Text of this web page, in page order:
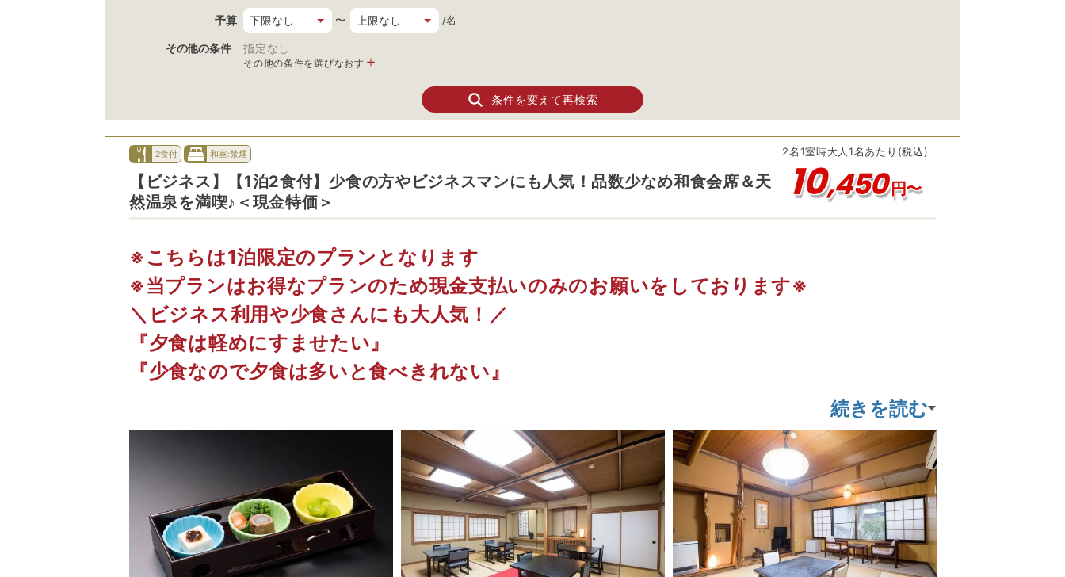
予算 〜 /名
その他の条件 指定なし
その他の条件を選びなおす
条件を変えて再検索
2食付 和室:禁煙
【ビジネス】【1泊2食付】少食の方やビジネスマンにも人気！品数少なめ和食会席＆天
然温泉を満喫♪＜現金特価＞
2名1室時大人1名あたり(税込)
10,450円〜
※こちらは1泊限定のプランとなります
※当プランはお得なプランのため現金支払いのみのお願いをしております※
＼ビジネス利用や少食さんにも大人気！／
『夕食は軽めにすませたい』
『少食なので夕食は多いと食べきれない』
続きを読む